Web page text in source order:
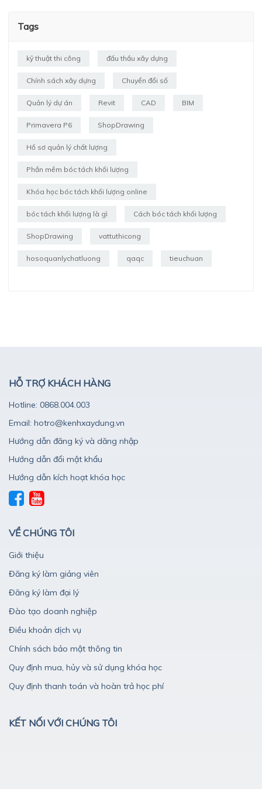
Tags
kỹ thuật thi công đấu thầu xây dựng
Chính sách xây dựng Chuyển đổi số
Quản lý dự án Revit CAD BIM
Primavera P6 ShopDrawing
Hồ sơ quản lý chất lượng
Phần mềm bóc tách khối lượng
Khóa học bóc tách khối lượng online
bóc tách khối lượng là gì Cách bóc tách khối lượng
ShopDrawing vattuthicong
hosoquanlychatluong qaqc tieuchuan
HỖ TRỢ KHÁCH HÀNG
Hotline: 0868.004.003
Email: hotro@kenhxaydung.vn
Hướng dẫn đăng ký và dăng nhập
Hướng dẫn đổi mật khẩu
Hướng dẫn kích hoạt khóa học
VỀ CHÚNG TÔI
Giới thiệu
Đăng ký làm giảng viên
Đăng ký làm đại lý
Đào tạo doanh nghiệp
Điều khoản dịch vụ
Chính sách bảo mật thông tin
Quy định mua, hủy và sử dụng khóa học
Quy định thanh toán và hoàn trả học phí
KẾT NỐI VỚI CHÚNG TÔI